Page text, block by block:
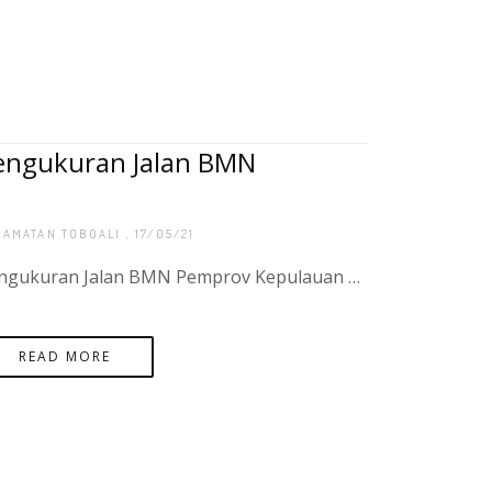
Jalan BMN
TOBOALI , 17/05/21
Pengukuran Jalan BMN Pemprov Kepulauan Bangka Belitung, Jalan Raya Desa Tiram - Desa Pasir Putih Kecamatan Tukak, Kota Binjai
READ MORE